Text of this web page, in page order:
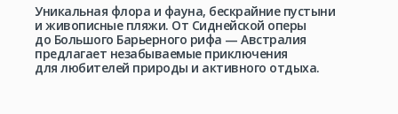
Уникальная флора и фауна, бескрайние пустыни
и живописные пляжи. От Сиднейской оперы
до Большого Барьерного рифа — Австралия
предлагает незабываемые приключения
для любителей природы и активного отдыха.